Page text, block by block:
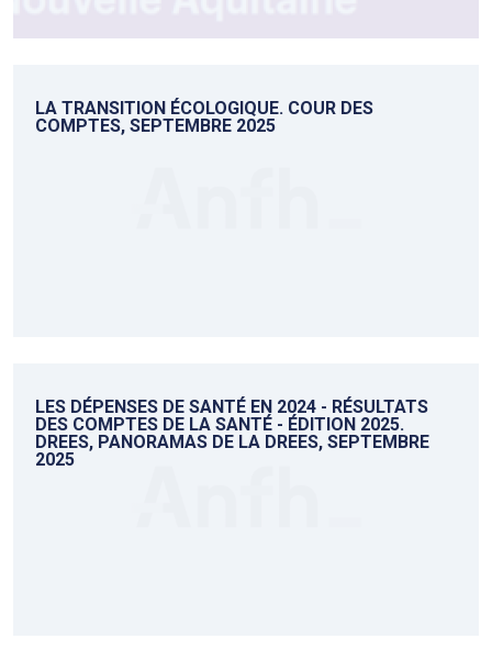
LA TRANSITION ÉCOLOGIQUE. COUR DES
COMPTES, SEPTEMBRE 2025
LES DÉPENSES DE SANTÉ EN 2024 - RÉSULTATS
DES COMPTES DE LA SANTÉ - ÉDITION 2025.
DREES, PANORAMAS DE LA DREES, SEPTEMBRE
2025